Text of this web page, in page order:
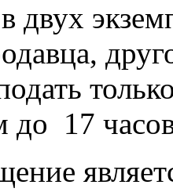
в двух
до 17